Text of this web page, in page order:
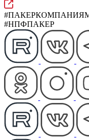
#НПФПАКЕР